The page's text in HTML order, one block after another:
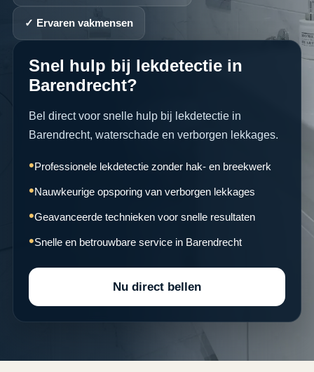
✓ Ervaren vakmensen
Snel hulp bij lekdetectie in
Barendrecht?
Bel direct voor snelle hulp bij lekdetectie in
Barendrecht, waterschade en verborgen lekkages.
Professionele lekdetectie zonder hak- en breekwerk
Nauwkeurige opsporing van verborgen lekkages
Geavanceerde technieken voor snelle resultaten
Snelle en betrouwbare service in Barendrecht
Nu direct bellen